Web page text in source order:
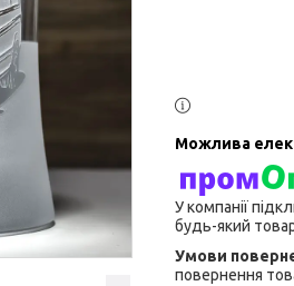
У компанії
будь-який
повернення